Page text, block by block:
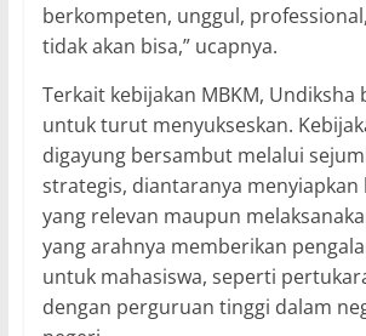
berkompeten, unggul,
tidak akan bisa,” ucapnya.
Terkait kebijakan MBKM,
untuk turut menyukseskan.
digayung bersambut melalui
strategis, diantaranya
yang relevan maupun
yang arahnya memberikan
untuk mahasiswa, seperti
dengan perguruan tinggi dalam